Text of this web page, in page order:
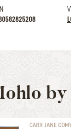
by
CARR JANE